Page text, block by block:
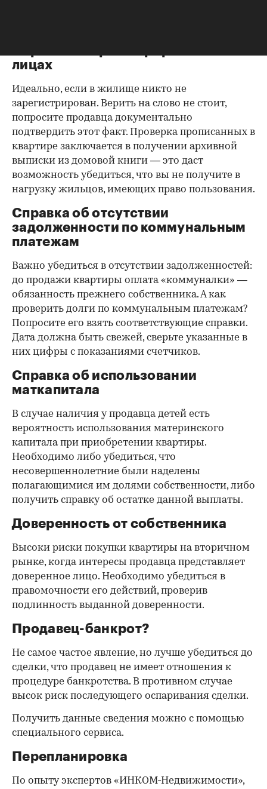
лицах
Идеально, если в жилище никто не
зарегистрирован. Верить на слово не стоит,
попросите продавца документально
подтвердить этот факт. Проверка прописанных в
квартире заключается в получении архивной
выписки из домовой книги — это даст
возможность убедиться, что вы не получите в
нагрузку жильцов, имеющих право пользования.
Справка об отсутствии
задолженности по коммунальным
платежам
Важно убедиться в отсутствии задолженностей:
до продажи квартиры оплата «коммуналки» —
обязанность прежнего собственника. А как
проверить долги по коммунальным платежам?
Попросите его взять соответствующие справки.
Дата должна быть свежей, сверьте указанные в
них цифры с показаниями счетчиков.
Справка об использовании
маткапитала
В случае наличия у продавца детей есть
вероятность использования материнского
капитала при приобретении квартиры.
Необходимо либо убедиться, что
несовершеннолетние были наделены
полагающимися им долями собственности, либо
получить справку об остатке данной выплаты.
Доверенность от собственника
Высоки риски покупки квартиры на вторичном
рынке, когда интересы продавца представляет
доверенное лицо. Необходимо убедиться в
правомочности его действий, проверив
подлинность выданной доверенности.
Продавец-банкрот?
Не самое частое явление, но лучше убедиться до
сделки, что продавец не имеет отношения к
процедуре банкротства. В противном случае
высок риск последующего оспаривания сделки.
Получить данные сведения можно с помощью
специального сервиса.
Перепланировка
По опыту экспертов «ИНКОМ-Недвижимости»,